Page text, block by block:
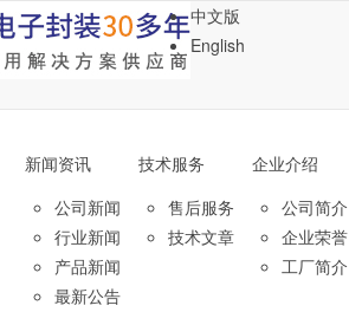
中文版
English
新闻资讯
公司新闻
行业新闻
产品新闻
最新公告
技术服务
售后服务
技术文章
企业介绍
公司简介
企业荣誉
工厂简介